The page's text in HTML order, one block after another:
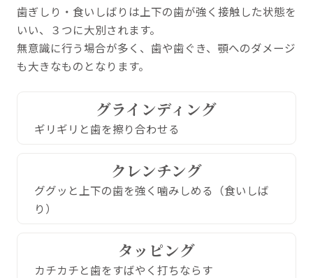
歯ぎしり・食いしばりは上下の歯が強く接触した状態を
いい、３つに大別されます。
無意識に行う場合が多く、歯や歯ぐき、顎へのダメージ
も大きなものとなります。
グラインディング
ギリギリと歯を擦り合わせる
クレンチング
ググッと上下の歯を強く噛みしめる（食いしば
り）
タッピング
カチカチと歯をすばやく打ちならす